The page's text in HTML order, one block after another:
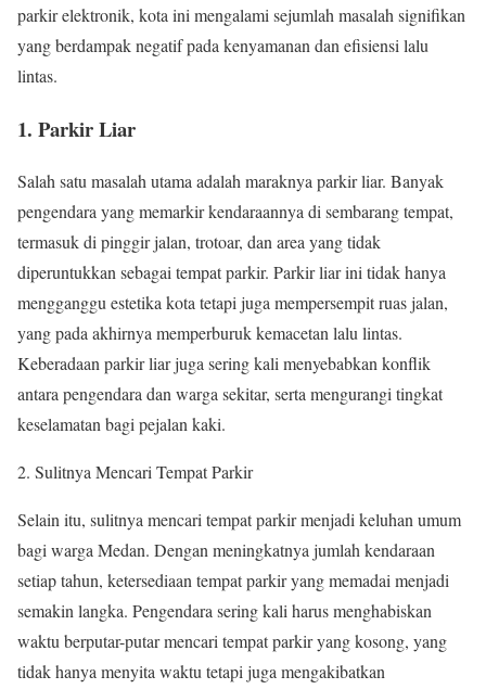
parkir elektronik, kota ini mengalami sejumlah masalah signifikan
yang berdampak negatif pada kenyamanan dan efisiensi lalu
lintas.
1. Parkir Liar
Salah satu masalah utama adalah maraknya parkir liar. Banyak
pengendara yang memarkir kendaraannya di sembarang tempat,
termasuk di pinggir jalan, trotoar, dan area yang tidak
diperuntukkan sebagai tempat parkir. Parkir liar ini tidak hanya
mengganggu estetika kota tetapi juga mempersempit ruas jalan,
yang pada akhirnya memperburuk kemacetan lalu lintas.
Keberadaan parkir liar juga sering kali menyebabkan konflik
antara pengendara dan warga sekitar, serta mengurangi tingkat
keselamatan bagi pejalan kaki.
2. Sulitnya Mencari Tempat Parkir
Selain itu, sulitnya mencari tempat parkir menjadi keluhan umum
bagi warga Medan. Dengan meningkatnya jumlah kendaraan
setiap tahun, ketersediaan tempat parkir yang memadai menjadi
semakin langka. Pengendara sering kali harus menghabiskan
waktu berputar-putar mencari tempat parkir yang kosong, yang
tidak hanya menyita waktu tetapi juga mengakibatkan